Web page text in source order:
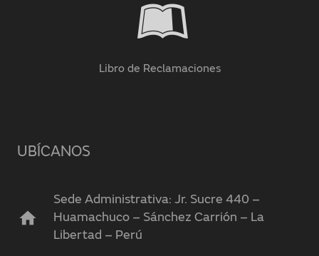
Libro de Reclamaciones
UBÍCANOS
home
Sede Administrativa: Jr. Sucre 440 –
Huamachuco – Sánchez Carrión – La
Libertad – Perú